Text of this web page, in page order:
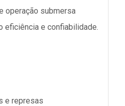
operação submersa
eficiência e confiabilidade.
e represas